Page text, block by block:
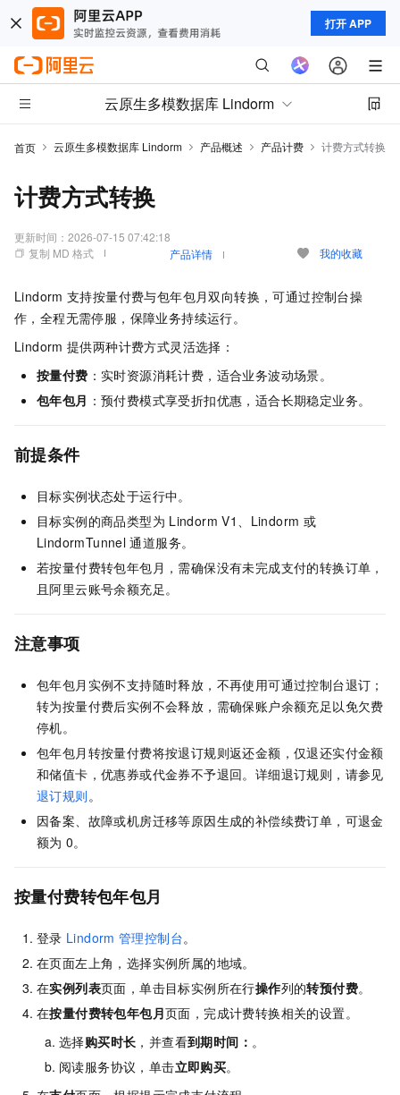
打开 APP
云原生多模数据库 Lindorm
首页 云原生多模数据库 Lindorm 产品概述 产品计费 计费方式转换
计费方式转换
更新时间： 2026-07-15 07:42:18
复制 MD 格式
产品详情 我的收藏
Lindorm 支持按量付费与包年包月双向转换，可通过控制台操
作，全程无需停服，保障业务持续运行。
Lindorm 提供两种计费方式灵活选择：
按量付费 ：实时资源消耗计费，适合业务波动场景。
包年包月 ：预付费模式享受折扣优惠，适合长期稳定业务。
前提条件
目标实例状态处于运行中。
目标实例的商品类型为 Lindorm V1、Lindorm 或
LindormTunnel 通道服务。
若按量付费转包年包月，需确保没有未完成支付的转换订单，
且阿里云账号余额充足。
注意事项
包年包月实例不支持随时释放，不再使用可通过控制台退订；
转为按量付费后实例不会释放，需确保账户余额充足以免欠费
停机。
包年包月转按量付费将按退订规则返还金额，仅退还实付金额
和储值卡，优惠券或代金券不予退回。详细退订规则，请参见
退订规则。
因备案、故障或机房迁移等原因生成的补偿续费订单，可退金
额为 0。
按量付费转包年包月
登录 Lindorm 管理控制台。
在页面左上角，选择实例所属的地域。
在实例列表页面，单击目标实例所在行操作列的转预付费。
在按量付费转包年包月页面，完成计费转换相关的设置。
选择购买时长 ，并查看到期时间： 。
阅读服务协议，单击立即购买。